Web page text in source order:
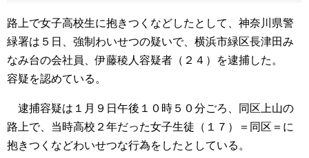
路上で女子高校生に抱きつくなどしたとして、神奈川県警
緑署は５日、強制わいせつの疑いで、横浜市緑区長津田み
なみ台の会社員、伊藤稜人容疑者（２４）を逮捕した。
容疑を認めている。
逮捕容疑は１月９日午後１０時５０分ごろ、同区上山の
路上で、当時高校２年だった女子生徒（１７）＝同区＝に
抱きつくなどわいせつな行為をしたとしている。